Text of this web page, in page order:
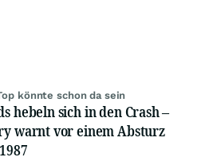
könnte schon da sein
hebeln sich in den Crash –
warnt vor einem Absturz